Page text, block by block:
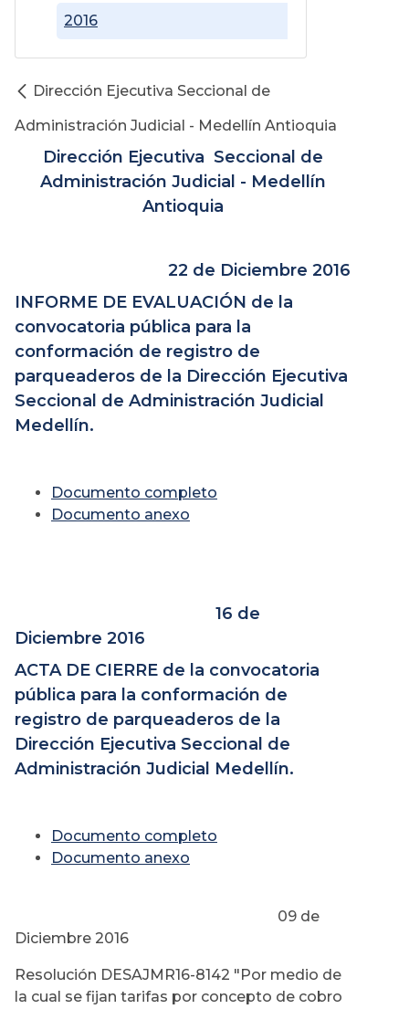
2016
Dirección Ejecutiva Seccional de
Administración Judicial - Medellín Antioquia
Dirección Ejecutiva Seccional de
Administración Judicial - Medellín
Antioquia
22 de Diciembre 2016
INFORME DE EVALUACIÓN de la
convocatoria pública para la
conformación de registro de
parqueaderos de la Dirección Ejecutiva
Seccional de Administración Judicial
Medellín.
Documento completo
Documento anexo
16 de
Diciembre 2016
ACTA DE CIERRE de la convocatoria
pública para la conformación de
registro de parqueaderos de la
Dirección Ejecutiva Seccional de
Administración Judicial Medellín.
Documento completo
Documento anexo
09 de
Diciembre 2016
Resolución DESAJMR16-8142 "Por medio de
la cual se fijan tarifas por concepto de cobro